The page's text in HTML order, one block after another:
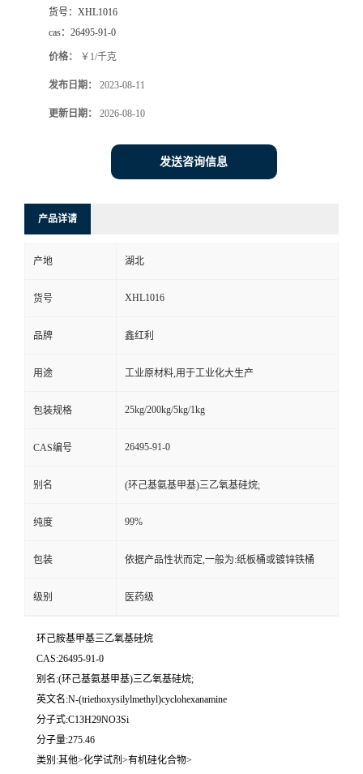
货号： XHL1016
cas： 26495-91-0
价格： ￥1/千克
发布日期： 2023-08-11
更新日期： 2026-08-10
发送咨询信息
产品详请
产地 湖北
货号 XHL1016
品牌 鑫红利
用途 工业原材料,用于工业化大生产
包装规格 25kg/200kg/5kg/1kg
CAS编号 26495-91-0
别名 (环己基氨基甲基)三乙氧基硅烷;
纯度 99%
包装 依据产品性状而定,一般为:纸板桶或镀锌铁桶
级别 医药级
环己胺基甲基三乙氧基硅烷
CAS:26495-91-0
别名:(环己基氨基甲基)三乙氧基硅烷;
英文名:N-(triethoxysilylmethyl)cyclohexanamine
分子式:C13H29NO3Si
分子量:275.46
类别:其他>化学试剂>有机硅化合物>